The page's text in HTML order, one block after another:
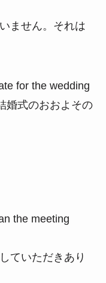
ません。それは
for the wedding
婚式のおおよその
the meeting
ていただきあり